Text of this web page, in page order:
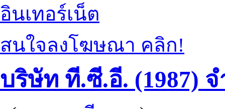
อินเทอร์เน็ต
สนใจลงโฆษณา คลิก!
บริษัท ที.ซี.อี. (1987)